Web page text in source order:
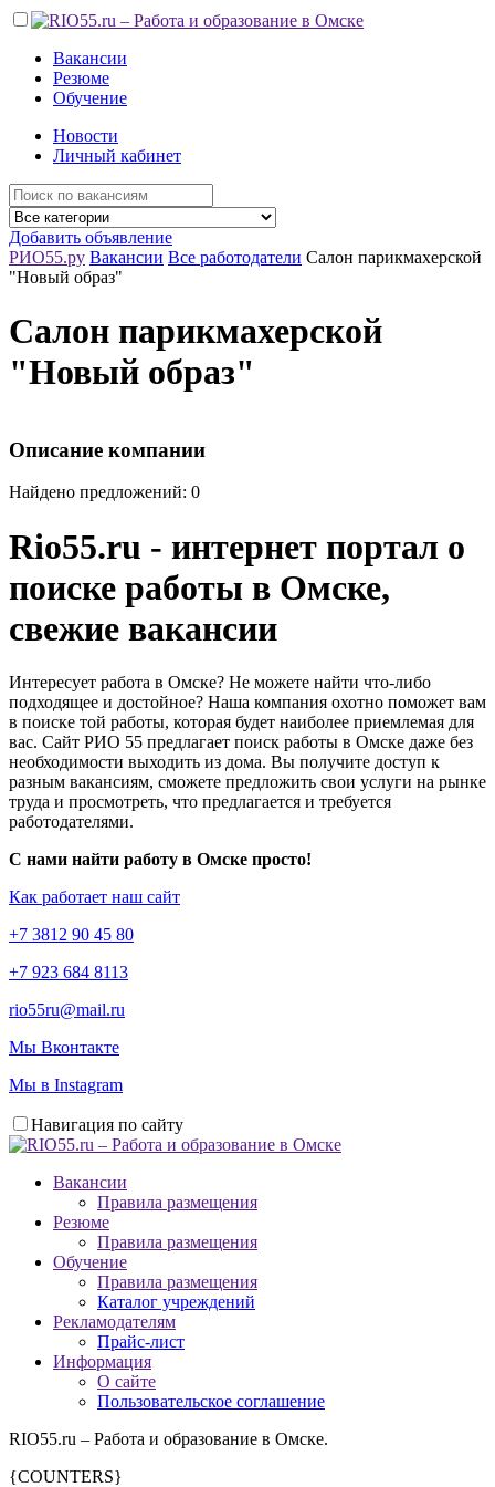
Вакансии
Резюме
Обучение
Новости
Личный кабинет
Добавить объявление
РИО55.ру Вакансии Все работодатели Салон парикмахерской
"Новый образ"
Салон парикмахерской
"Новый образ"
Описание компании
Найдено предложений: 0
Rio55.ru - интернет портал о
поиске работы в Омске,
свежие вакансии
Интересует работа в Омске? Не можете найти что-либо
подходящее и достойное? Наша компания охотно поможет вам
в поиске той работы, которая будет наиболее приемлемая для
вас. Сайт РИО 55 предлагает поиск работы в Омске даже без
необходимости выходить из дома. Вы получите доступ к
разным вакансиям, сможете предложить свои услуги на рынке
труда и просмотреть, что предлагается и требуется
работодателями.
С нами найти работу в Омске просто!
Как работает наш сайт
+7 3812 90 45 80
+7 923 684 8113
rio55ru@mail.ru
Мы Вконтакте
Мы в Instagram
Навигация по сайту
Вакансии
Правила размещения
Резюме
Правила размещения
Обучение
Правила размещения
Каталог учреждений
Рекламодателям
Прайс-лист
Информация
О сайте
Пользовательское соглашение
RIO55.ru – Работа и образование в Омске.
{COUNTERS}